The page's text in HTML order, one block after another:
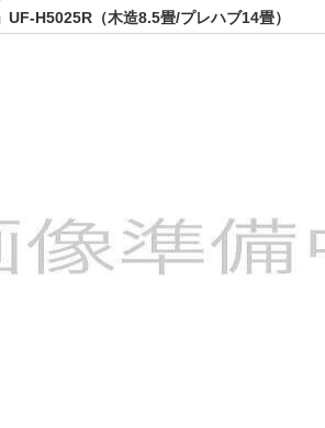
UF-H5025R（木造8.5畳/プレハブ14畳）